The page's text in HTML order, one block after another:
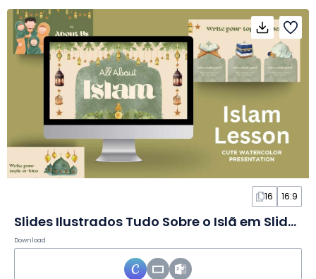
16 16:9
Slides Ilustrados Tudo Sobre o Islã em Slides
Download